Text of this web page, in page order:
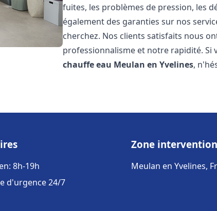
fuites, les problèmes de pression, les
également des garanties sur nos
cherchez. Nos clients satisfaits nous
professionnalisme et notre rapidité. Si
chauffe eau Meulan en Yvelines,
8h-19h
d'urgence 24/7
Zone intervention
Meulan en Yvelines,